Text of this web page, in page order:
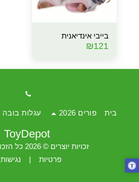
בייבי אינדיאנית
₪121
ToyDepot
זכויות יוצרים © 2026 כל הזכויות שמורות
פרטיות
נגישות
בית פורים 2026 עגלות בובה